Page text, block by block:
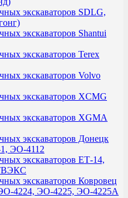
экскаваторов SDLG,
экскаваторов Shantui
экскаваторов Terex
экскаваторов Volvo
экскаваторов XCMG
экскаваторов XGMA
экскаваторов Донецк
ЭО-4112
экскаваторов ЕТ-14,
экскаваторов Ковровец
4224, ЭО-4225, ЭО-4225А